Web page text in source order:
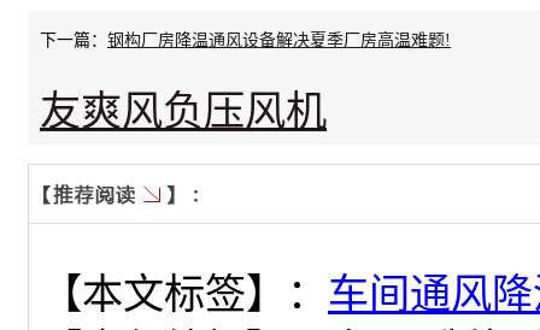
下一篇： 钢构厂房降温通风设备解决夏季厂房高温难题!
友爽风负压风机
【本文标签】： 车间通风